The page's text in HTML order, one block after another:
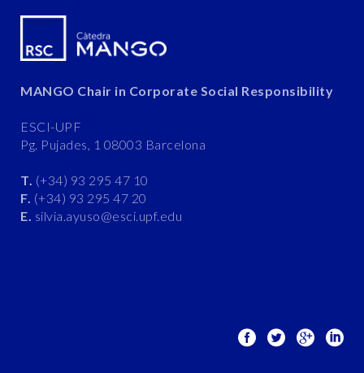
MANGO Chair in Corporate Social Responsibility
ESCI-UPF
Pg. Pujades, 1 08003 Barcelona
T. (+34) 93 295 47 10
F. (+34) 93 295 47 20
E. silvia.ayuso@esci.upf.edu